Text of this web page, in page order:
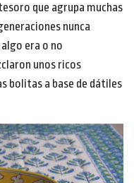
que agrupa muchas
nunca
era o no
unos ricos
bolitas a base de dátiles